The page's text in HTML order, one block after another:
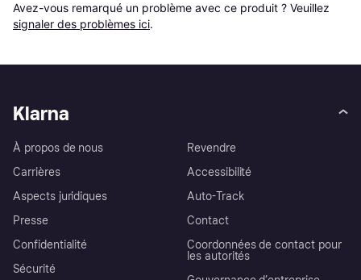
Avez-vous remarqué un problème avec ce produit ? Veuillez
signaler des problèmes ici.
Klarna
À propos de nous
Carrières
Aspects juridiques
Presse
Confidentialité
Sécurité
Revendre
Accessibilité
Auto-Track
Contact
Coordonnées de contact pour
les autorités